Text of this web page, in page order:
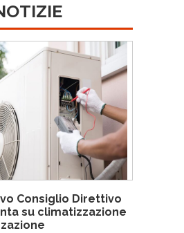
Consiglio Direttivo
su climatizzazione